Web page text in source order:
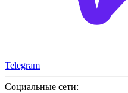
Telegram
Социальные сети: